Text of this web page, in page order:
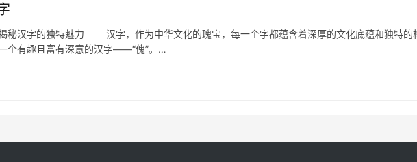
汉字的独特魅力 汉字，作为中华文化的瑰宝，每一个字都蕴含着深厚的文化底蕴和独特的
个有趣且富有深意的汉字——“傀”。…